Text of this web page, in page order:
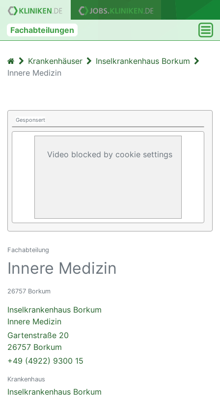
Fachabteilungen
Krankenhäuser
Inselkrankenhaus Borkum
Innere Medizin
Gesponsert
Video blocked by cookie settings
Fachabteilung
Innere Medizin
26757 Borkum
Inselkrankenhaus Borkum
Innere Medizin
Gartenstraße 20
26757 Borkum
+49 (4922) 9300 15
Krankenhaus
Inselkrankenhaus Borkum